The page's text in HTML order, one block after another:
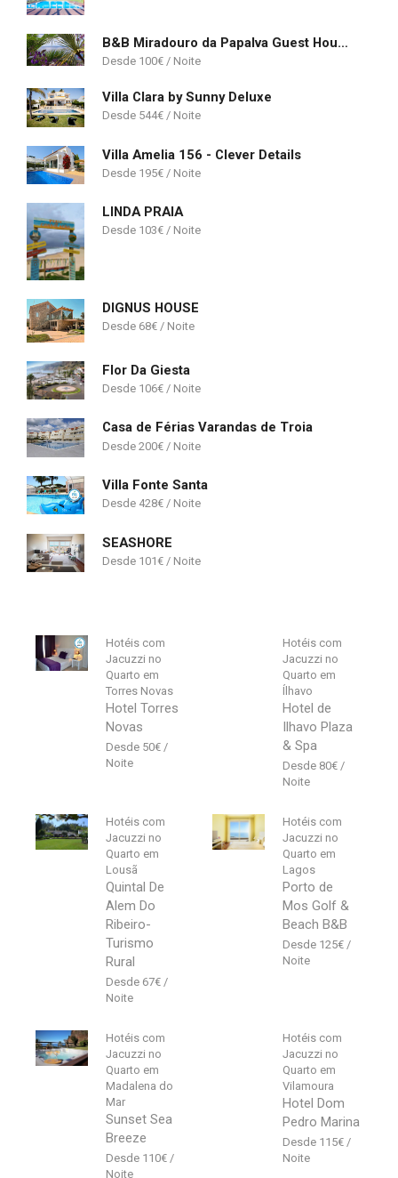
B&B Miradouro da Papalva Guest House - Pico - Azores
100€
Villa Clara by Sunny Deluxe
544€
Villa Amelia 156 - Clever Details
195€
LINDA PRAIA
103€
DIGNUS HOUSE
68€
Flor Da Giesta
106€
Casa de Férias Varandas de Troia
200€
Villa Fonte Santa
428€
SEASHORE
101€
Hotéis com
Jacuzzi no
Quarto em
Torres Novas
Hotel Torres
Novas
50€
Hotéis com
Jacuzzi no
Quarto em
Ílhavo
Hotel de
Ilhavo Plaza
& Spa
80€
Hotéis com
Jacuzzi no
Quarto em
Lousã
Quintal De
Alem Do
Ribeiro-
Turismo
Rural
67€
Hotéis com
Jacuzzi no
Quarto em
Lagos
Porto de
Mos Golf &
Beach B&B
125€
Hotéis com
Jacuzzi no
Quarto em
Madalena do
Mar
Sunset Sea
Breeze
110€
Hotéis com
Jacuzzi no
Quarto em
Vilamoura
Hotel Dom
Pedro Marina
115€